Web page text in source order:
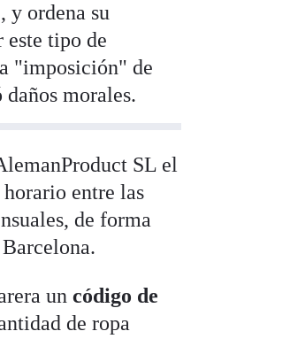
, y ordena su
este tipo de
"imposición" de
morales.
SL el
entre las
de forma
un código de
de ropa